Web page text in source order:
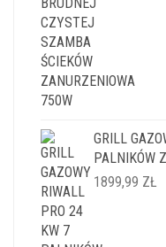
GRILL
PALNIKÓW
1899,99 ZŁ